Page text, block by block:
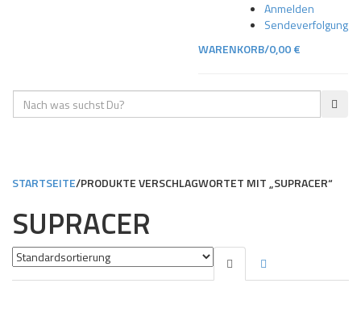
Anmelden
Sendeverfolgung
WARENKORB/0,00€
Geben
Sie
STARTSEITE/PRODUKTE VERSCHLAGWORTET MIT „SUPRACER“
SUPRACER